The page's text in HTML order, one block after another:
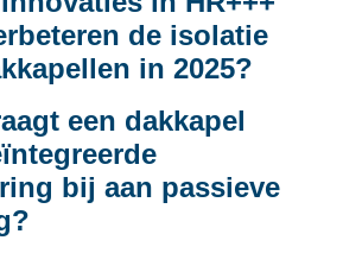
de isolatie
in 2025?
een dakkapel
bij aan passieve